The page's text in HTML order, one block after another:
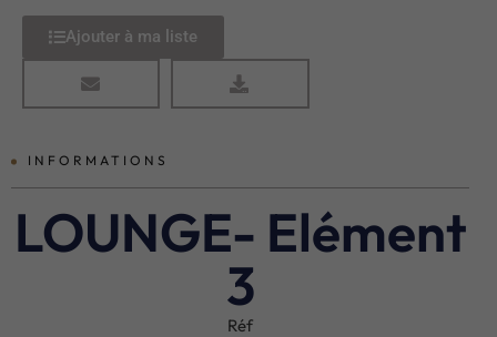
Ajouter à ma liste
INFORMATIONS
LOUNGE- Elément
3
Réf